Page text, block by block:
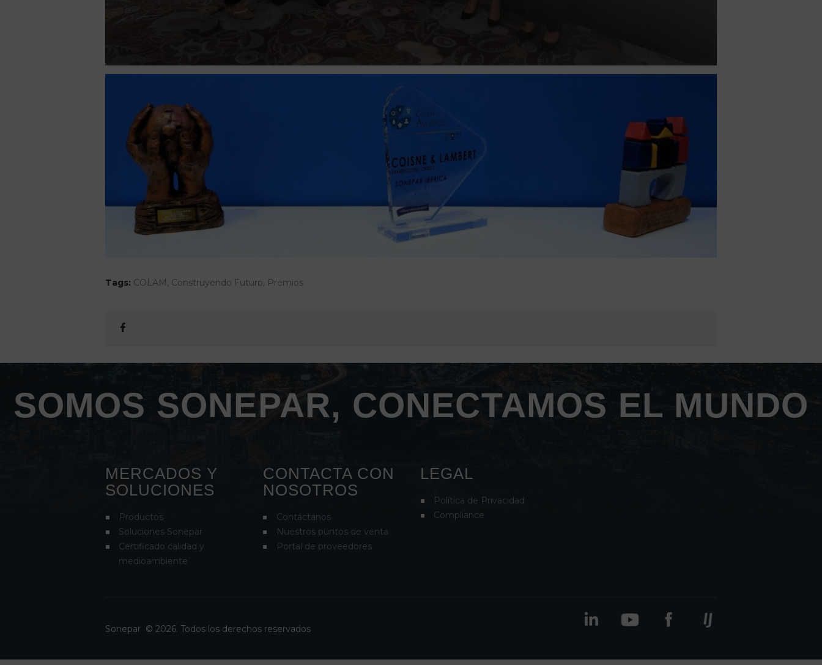
Tags: COLAM, Construyendo Futuro, Premios
SOMOS SONEPAR, CONECTAMOS EL MUNDO
MERCADOS Y
SOLUCIONES
Productos
Soluciones Sonepar
Certificado calidad y
medioambiente
CONTACTA CON
NOSOTROS
Contáctanos
Nuestros puntos de venta
Portal de proveedores
LEGAL
Política de Privacidad
Compliance
Sonepar © 2026. Todos los derechos reservados